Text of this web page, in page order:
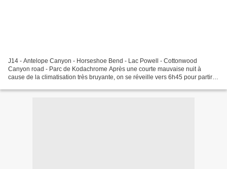
J14 - Antelope Canyon - Horseshoe Bend - Lac Powell - Cottonwood
Canyon road - Parc de Kodachrome Après une courte mauvaise nuit à
cause de la climatisation très bruyante, on se réveille vers 6h45 pour partir